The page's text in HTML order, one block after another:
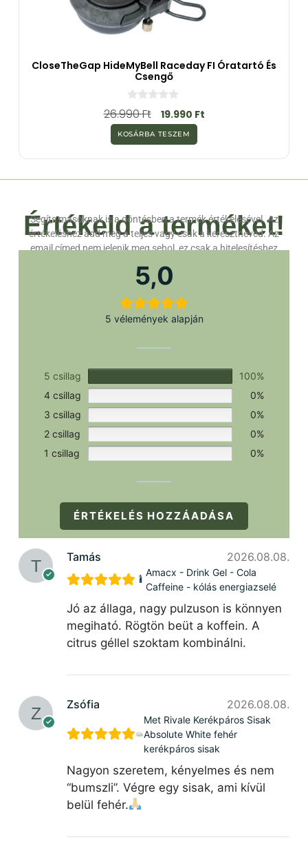
CloseTheGap HideMyBell Raceday FI Óratartó És
Csengő
0
a
5
-
b
26.990Ft 19.990 Ft
KOSÁRBA TESZEM
Értékeld a terméket!
Segíts másoknak is a döntésben a termék értékelésével. Az
értékeléshez add meg a teljes vagy csak a keresztneved. Az
email címed nem jelenik meg sehol, ez csak a hitelesítéshez
5,0
5 vélemények alapján
5 csillag
100%
4 csillag
0%
3 csillag
0%
2 csillag
0%
1 csillag
0%
ÉRTÉKELÉS HOZZÁADÁSA
Tamás 2026.08.08.
Amacx - Drink Gel - Cola
Caffeine - kólás energiazselé
Jó az állaga, nagy pulzuson is könnyen
megiható. Rögtön beüt a koffein. A
citrus géllel szoktam kombinálni.
Zsófia 2026.08.08.
Met Rivale Kerékpáros Sisak
Absolute White fehér
kerékpáros sisak
Nagyon szeretem, kényelmes és nem
“bumszli”. Végre egy sisak, ami kívül
belül fehér.